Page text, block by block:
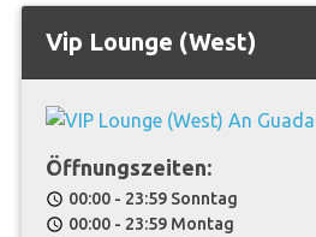
Vip Lounge (West)
Öffnungszeiten:
schedule 00:00 - 23:59 Sonntag
schedule 00:00 - 23:59 Montag